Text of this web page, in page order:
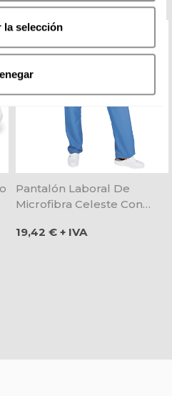
la selección
Pantalón Laboral De
Microfibra Celeste Con
Precio
19,42 € + IVA